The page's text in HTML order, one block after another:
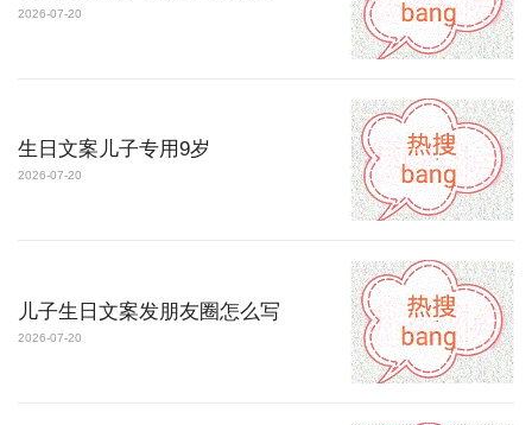
2026-07-20
生日文案儿子专用9岁
2026-07-20
儿子生日文案发朋友圈怎么写
2026-07-20